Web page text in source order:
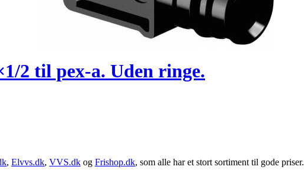
2 til pex-a. Uden ringe.
, Elvvs.dk, VVS.dk og Frishop.dk, som alle har et stort sortiment til gode priser.